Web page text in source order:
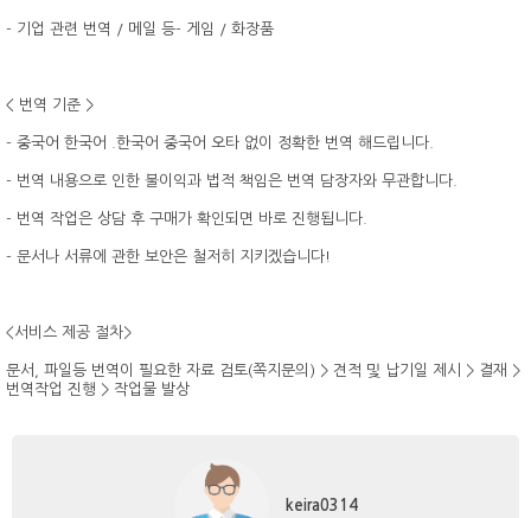
- 기업 관련 번역 / 메일 등- 게임 / 화장품
< 번역 기준 >
- 중국어 한국어 .한국어 중국어 오타 없이 정확한 번역 해드립니다.
- 번역 내용으로 인한 불이익과 법적 책임은 번역 담장자와 무관합니다.
- 번역 작업은 상담 후 구매가 확인되면 바로 진행됩니다.
- 문서나 서류에 관한 보안은 철저히 지키겠습니다!
<서비스 제공 절차>
문서, 파일등 번역이 필요한 자료 검토(쪽지문의) > 견적 및 납기일 제시 > 결재 >
번역작업 진행 > 작업물 발상
keira0314